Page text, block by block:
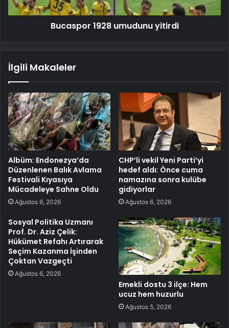
Bucaspor 1928 umudunu yitirdi
İlgili Makaleler
Albüm: Endonezya’da
Düzenlenen Balık Avlama
Festivali Kıyasıya
Mücadeleye Sahne Oldu
Ağustos 6, 2026
CHP’li vekil Yeni Parti’yi
hedef aldı: Önce cuma
namazına sonra kulübe
gidiyorlar
Ağustos 6, 2026
Sosyal Politika Uzmanı
Prof. Dr. Aziz Çelik:
Hükümet Refahı Artırarak
Seçim Kazanma İşinden
Çoktan Vazgeçti
Ağustos 6, 2026
Emekli dostu 3 ilçe: Hem
ucuz hem huzurlu
Ağustos 5, 2026